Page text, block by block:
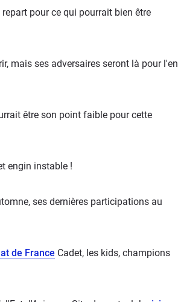
repart pour ce qui pourrait bien être
mais ses adversaires seront là pour l'en
être son point faible pour cette
engin instable !
ses dernières participations au
de France Cadet, les kids, champions